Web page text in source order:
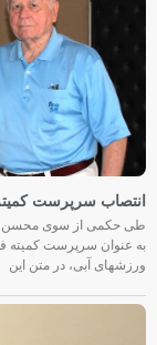
انتصاب سرپرست
طی حکمی از سوی محسن
به عنوان سرپرست کمیته
ورزشهای آبی، در متن این